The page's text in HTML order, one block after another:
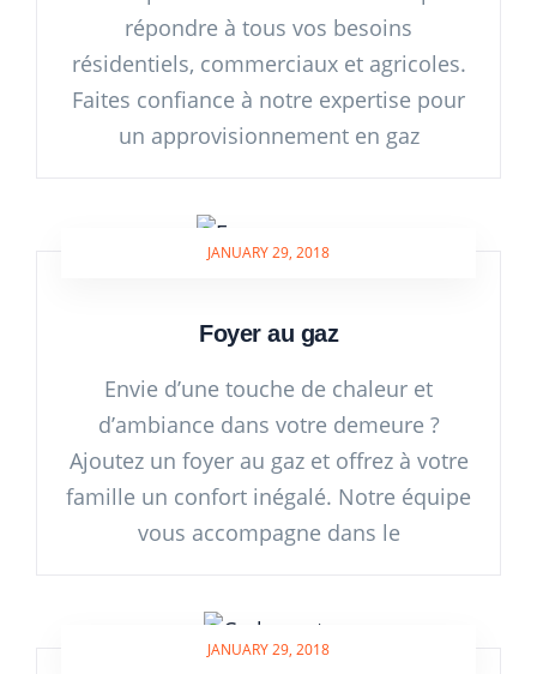
répondre à tous vos besoins
résidentiels, commerciaux et agricoles.
Faites confiance à notre expertise pour
un approvisionnement en gaz
JANUARY 29, 2018
Foyer au gaz
Envie d’une touche de chaleur et
d’ambiance dans votre demeure ?
Ajoutez un foyer au gaz et offrez à votre
famille un confort inégalé. Notre équipe
vous accompagne dans le
JANUARY 29, 2018